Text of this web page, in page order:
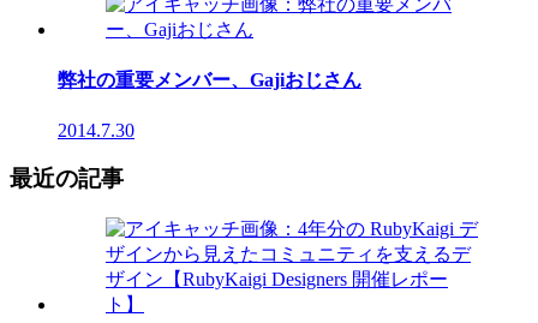
弊社の重要メンバー、Gajiおじさん
2014.7.30
最近の記事